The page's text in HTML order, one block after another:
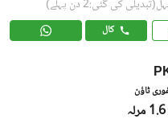
(تبدیلی کی گئی:2 دن پہلے)
کال
1.6 مرلہ